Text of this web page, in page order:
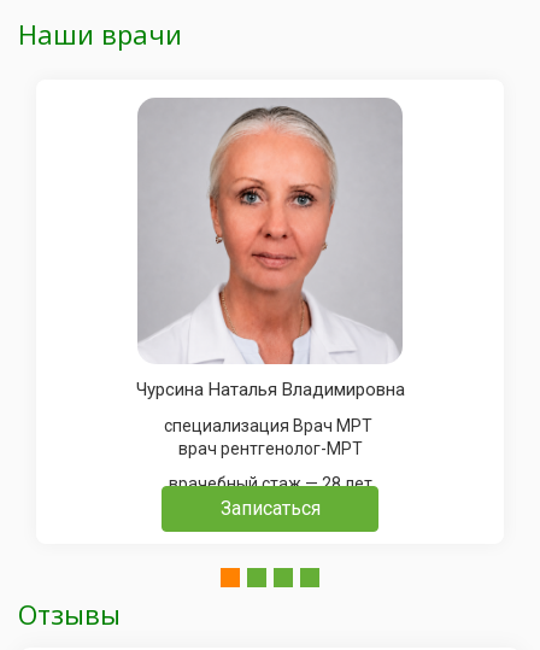
Наши врачи
Чурсина Наталья Владимировна
специализация Врач МРТ
врач рентгенолог-МРТ
врачебный стаж — 28 лет
Записаться
Отзывы